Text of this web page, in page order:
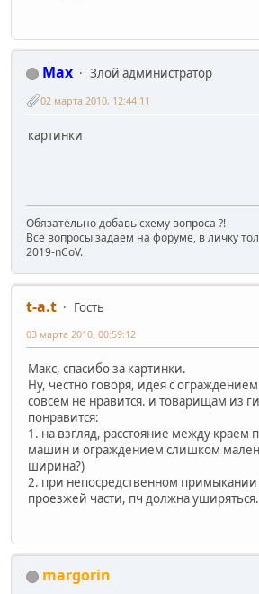
Max
Злой администратор
02 марта 2010, 12:44:11
картинки
Обязательно добавь схему вопроса ?!
Все вопросы задаем на форуме, в личку
2019-nCoV.
t-a.t
Гость
03 марта 2010, 00:59:12
Макс, спасибо за картинки.
Ну, честно говоря, идея с
совсем не нравится. и товарищам из
понравится:
1. на взгляд, расстояние между краем
машин и ограждением слишком
ширина?)
2. при непосредственном
проезжей части, пч должна уширяться.
margorin